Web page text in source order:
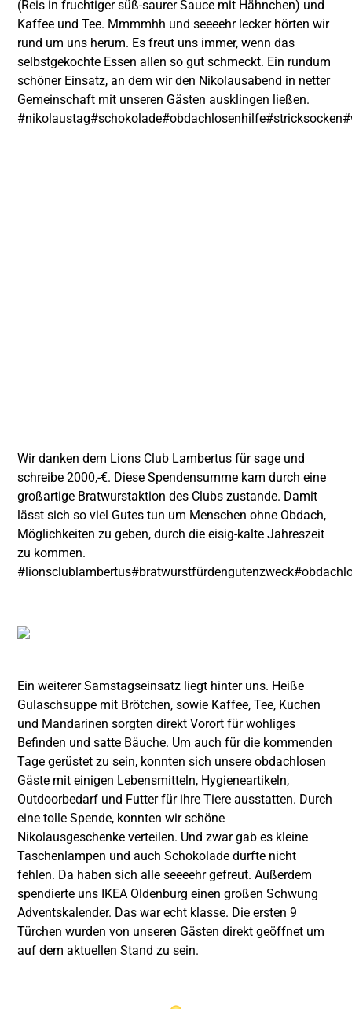
(Reis in fruchtiger süß-saurer Sauce mit Hähnchen) und
Kaffee und Tee. Mmmmhh und seeeehr lecker hörten wir
rund um uns herum. Es freut uns immer, wenn das
selbstgekochte Essen allen so gut schmeckt. Ein rundum
schöner Einsatz, an dem wir den Nikolausabend in netter
Gemeinschaft mit unseren Gästen ausklingen ließen.
#nikolaustag#schokolade#obdachlosenhilfe#stricksocken
Wir danken dem Lions Club Lambertus für sage und
schreibe 2000,-€. Diese Spendensumme kam durch eine
großartige Bratwurstaktion des Clubs zustande. Damit
lässt sich so viel Gutes tun um Menschen ohne Obdach,
Möglichkeiten zu geben, durch die eisig-kalte Jahreszeit
zu kommen.
#lionsclublambertus#bratwurstfürdengutenzweck
Ein weiterer Samstagseinsatz liegt hinter uns. Heiße
Gulaschsuppe mit Brötchen, sowie Kaffee, Tee, Kuchen
und Mandarinen sorgten direkt Vorort für wohliges
Befinden und satte Bäuche. Um auch für die kommenden
Tage gerüstet zu sein, konnten sich unsere obdachlosen
Gäste mit einigen Lebensmitteln, Hygieneartikeln,
Outdoorbedarf und Futter für ihre Tiere ausstatten. Durch
eine tolle Spende, konnten wir schöne
Nikolausgeschenke verteilen. Und zwar gab es kleine
Taschenlampen und auch Schokolade durfte nicht
fehlen. Da haben sich alle seeeehr gefreut. Außerdem
spendierte uns IKEA Oldenburg einen großen Schwung
Adventskalender. Das war echt klasse. Die ersten 9
Türchen wurden von unseren Gästen direkt geöffnet um
auf dem aktuellen Stand zu sein.